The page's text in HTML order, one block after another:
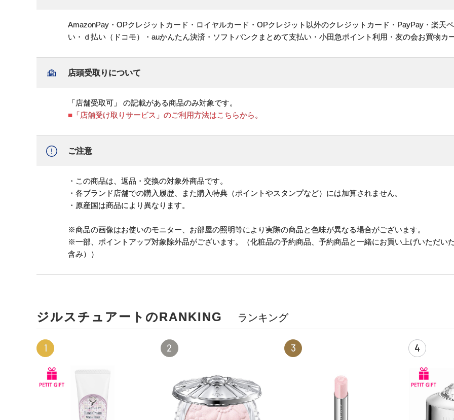
AmazonPay・OPクレジットカード・ロイヤルカード・OPクレジット以外のクレジットカード・PayPay・楽天
い・ｄ払い（ドコモ）・auかんたん決済・ソフトバンクまとめて支払い・小田急ポイント利用・友の会お買物カ
店頭受取りについて
「店舗受取可」 の記載がある商品のみ対象です。
■「店舗受け取りサービス」のご利用方法はこちらから。
ご注意
・この商品は、返品・交換の対象外商品です。
・各ブランド店舗での購入履歴、また購入特典（ポイントやスタンプなど）には加算されません。
・原産国は商品により異なります。
※商品の画像はお使いのモニター、お部屋の照明等により実際の商品と色味が異なる場合がございます。
※一部、ポイントアップ対象除外品がございます。（化粧品の予約商品、予約商品と一緒にお買い上げいただい
含み））
ジルスチュアートのRANKING ランキング
1 2 3 4